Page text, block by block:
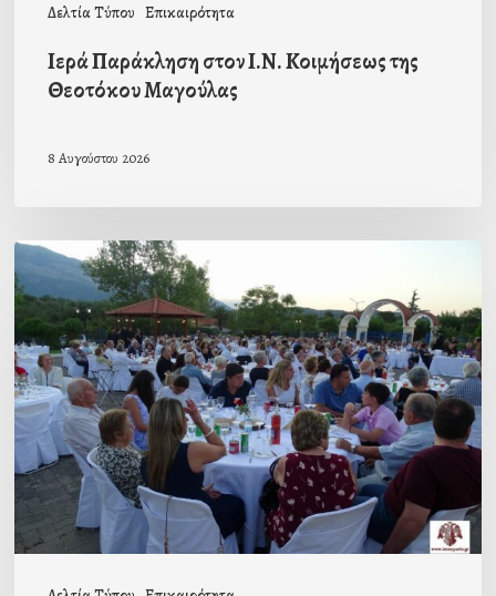
Δελτία Τύπου Επικαιρότητα
Ιερά Παράκληση στον Ι.Ν. Κοιμήσεως της
Θεοτόκου Μαγούλας
8 Αυγούστου 2026
Πρόσκληση
προς
τους
Ομογενείς
μας